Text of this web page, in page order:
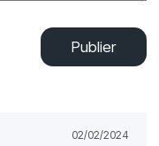
Publier
02/02/2024